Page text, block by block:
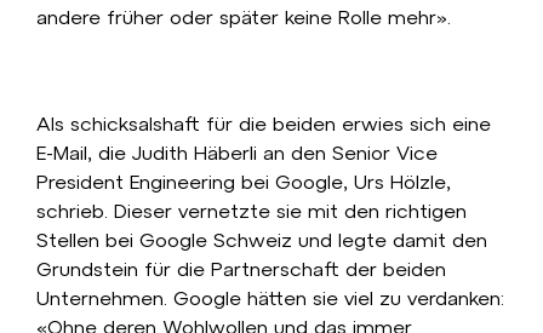
andere früher oder später keine Rolle mehr».
Als schicksalshaft für die beiden erwies sich eine
E-Mail, die Judith Häberli an den Senior Vice
President Engineering bei Google, Urs Hölzle,
schrieb. Dieser vernetzte sie mit den richtigen
Stellen bei Google Schweiz und legte damit den
Grundstein für die Partnerschaft der beiden
Unternehmen. Google hätten sie viel zu verdanken:
«Ohne deren Wohlwollen und das immer